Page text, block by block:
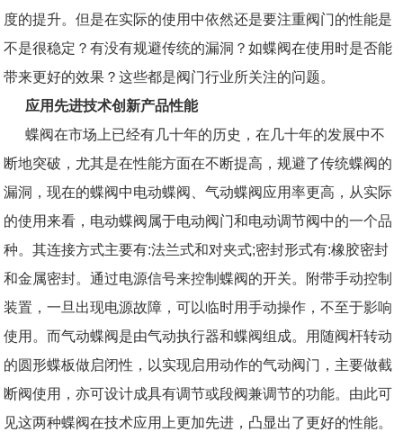
度的提升。但是在实际的使用中依然还是要注重阀门的性能是
不是很稳定？有没有规避传统的漏洞？如蝶阀在使用时是否能
带来更好的效果？这些都是阀门行业所关注的问题。
应用先进技术创新产品性能
蝶阀在市场上已经有几十年的历史，在几十年的发展中不
断地突破，尤其是在性能方面在不断提高，规避了传统蝶阀的
漏洞，现在的蝶阀中电动蝶阀、气动蝶阀应用率更高，从实际
的使用来看，电动蝶阀属于电动阀门和电动调节阀中的一个品
种。其连接方式主要有:法兰式和对夹式;密封形式有:橡胶密封
和金属密封。通过电源信号来控制蝶阀的开关。附带手动控制
装置，一旦出现电源故障，可以临时用手动操作，不至于影响
使用。而气动蝶阀是由气动执行器和蝶阀组成。用随阀杆转动
的圆形蝶板做启闭性，以实现启用动作的气动阀门，主要做截
断阀使用，亦可设计成具有调节或段阀兼调节的功能。由此可
见这两种蝶阀在技术应用上更加先进，凸显出了更好的性能。